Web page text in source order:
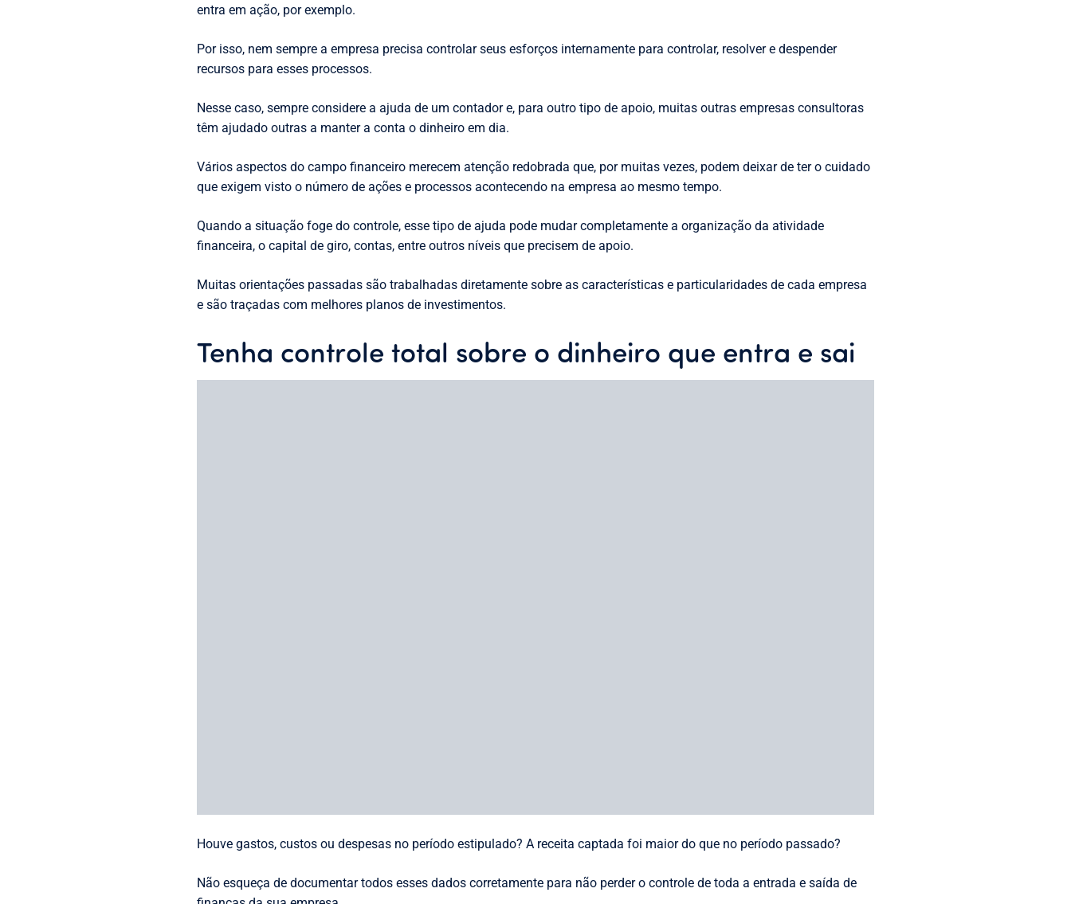
entra em ação, por exemplo.
Por isso, nem sempre a empresa precisa controlar seus esforços internamente para controlar, resolver e despender
recursos para esses processos.
Nesse caso, sempre considere a ajuda de um contador e, para outro tipo de apoio, muitas outras empresas consultoras
têm ajudado outras a manter a conta o dinheiro em dia.
Vários aspectos do campo financeiro merecem atenção redobrada que, por muitas vezes, podem deixar de ter o cuidado
que exigem visto o número de ações e processos acontecendo na empresa ao mesmo tempo.
Quando a situação foge do controle, esse tipo de ajuda pode mudar completamente a organização da atividade
financeira, o capital de giro, contas, entre outros níveis que precisem de apoio.
Muitas orientações passadas são trabalhadas diretamente sobre as características e particularidades de cada empresa
e são traçadas com melhores planos de investimentos.
Tenha controle total sobre o dinheiro que entra e sai
processo em desenvolvimento e seu resultado?
Por isso, como forma de complementar todo o planejamento elaborado anteriormente, qualquer decisão tomada, bem